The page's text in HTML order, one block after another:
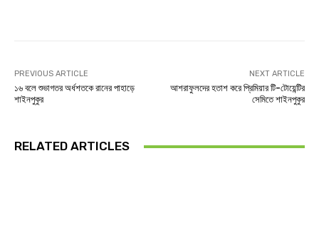
PREVIOUS ARTICLE
১৬ বলে শুভাগতর অর্ধশতকে রানের পাহাড়ে
শাইনপুকুর
NEXT ARTICLE
আশরাফুলদের হতাশ করে প্রিমিয়ার টি-টোয়েন্টির
সেমিতে শাইনপুকুর
RELATED ARTICLES